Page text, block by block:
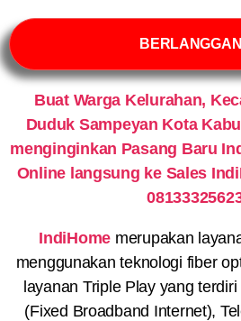
Buat Warga Kelurahan,
Duduk Sampeyan Kota
menginginkan Pasang Baru
Online langsung ke Sales
IndiHome merupakan
menggunakan teknologi fiber
layanan Triple Play yang
(Fixed Broadband Internet),